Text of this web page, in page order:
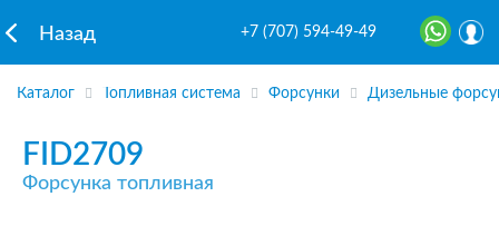
Назад +7 (707) 594-49-49
Каталог Топливная система Форсунки Дизельные
FID2709
Форсунка топливная